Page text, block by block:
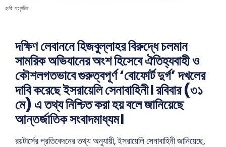
ছবি: সংগৃহীত
দক্ষিণ লেবাননে হিজবুল্লাহর বিরুদ্ধে চলমান
সামরিক অভিযানের অংশ হিসেবে ঐতিহ্যবাহী ও
কৌশলগতভাবে গুরুত্বপূর্ণ ‘বোফোর্ট দুর্গ’ দখলের
দাবি করেছে ইসরায়েলি সেনাবাহিনী। রবিবার (৩১
মে) এ তথ্য নিশ্চিত করা হয় বলে জানিয়েছে
আন্তর্জাতিক সংবাদমাধ্যম।
রয়টার্সের প্রতিবেদনের তথ্য অনুযায়ী, ইসরায়েলি সেনাবাহিনী জানিয়েছে,